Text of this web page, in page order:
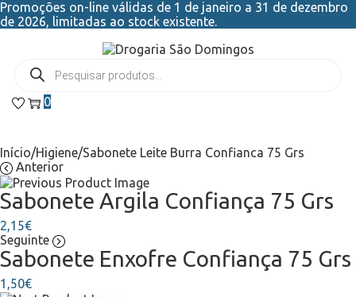
Promoções on-line válidas de 1 de janeiro a 31 de dezembro
de 2026, limitadas ao stock existente.
0
Início/Higiene/Sabonete Leite Burra Confianca 75 Grs
Anterior
Sabonete Argila Confiança 75 Grs
2,15€
Seguinte
Sabonete Enxofre Confiança 75 Grs
1,50€